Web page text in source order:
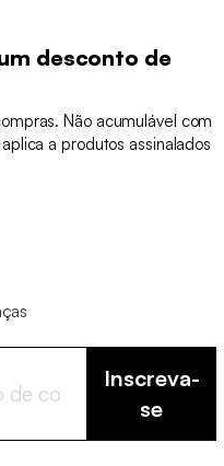
desconto de
Não acumulável com
a produtos assinalados
Inscreva-
se